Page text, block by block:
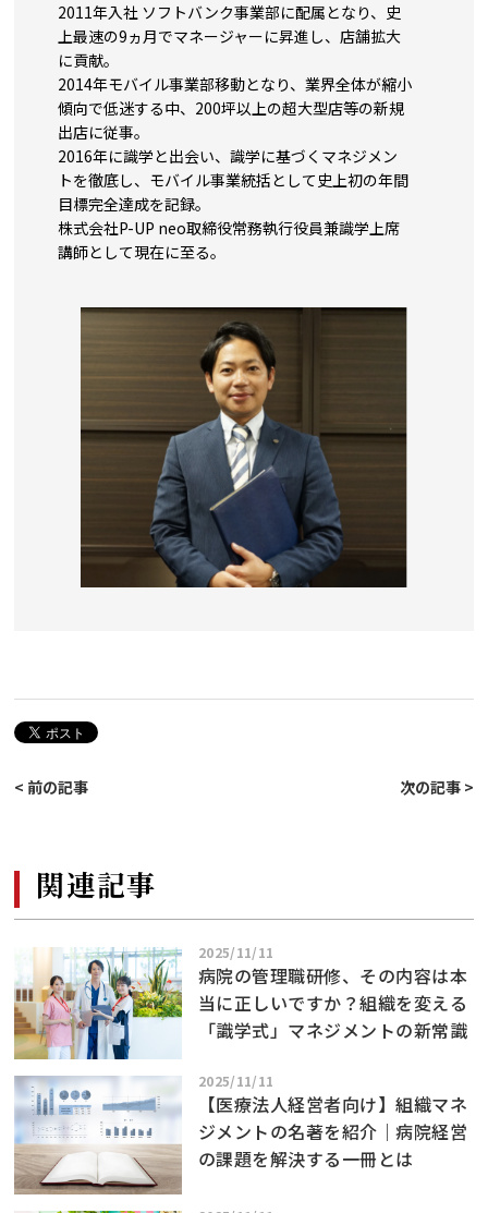
2011年入社 ソフトバンク事業部に配属となり、史
上最速の9ヵ月でマネージャーに昇進し、店舗拡大
に貢献。
2014年モバイル事業部移動となり、業界全体が縮小
傾向で低迷する中、200坪以上の超大型店等の新規
出店に従事。
2016年に識学と出会い、識学に基づくマネジメン
トを徹底し、モバイル事業統括として史上初の年間
目標完全達成を記録。
株式会社P-UP neo取締役常務執行役員兼識学上席
講師として現在に至る。
< 前の記事 次の記事 >
関連記事
2025/11/11
病院の管理職研修、その内容は本
当に正しいですか？組織を変える
「識学式」マネジメントの新常識
2025/11/11
【医療法人経営者向け】組織マネ
ジメントの名著を紹介｜病院経営
の課題を解決する一冊とは